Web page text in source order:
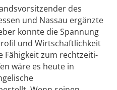
des
und Nassau ergänzte
konnte die Spannung
und Wirtschaftlichkeit
Fähigkeit zum rechtzeiti-
wäre es heute in